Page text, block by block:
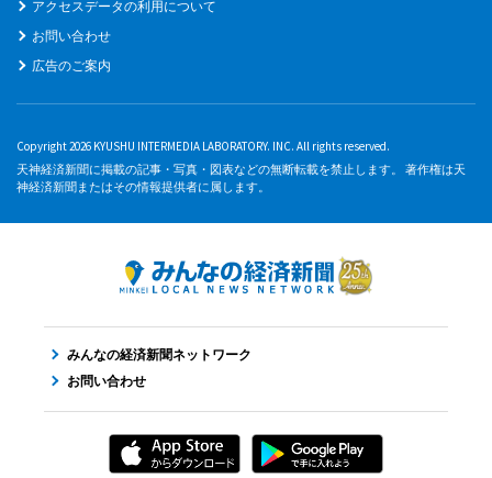
アクセスデータの利用について
お問い合わせ
広告のご案内
Copyright 2026 KYUSHU INTERMEDIA LABORATORY. INC. All rights reserved.
天神経済新聞に掲載の記事・写真・図表などの無断転載を禁止します。 著作権は天
神経済新聞またはその情報提供者に属します。
みんなの経済新聞ネットワーク
お問い合わせ